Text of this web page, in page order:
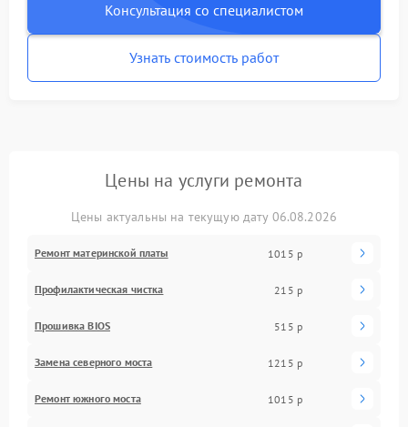
Консультация со специалистом
Узнать стоимость работ
Цены на услуги ремонта
Цены актуальны на текущую дату 06.08.2026
Ремонт материнской платы 1015 р
Профилактическая чистка 215 р
Прошивка BIOS 515 р
Замена северного моста 1215 р
Ремонт южного моста 1015 р